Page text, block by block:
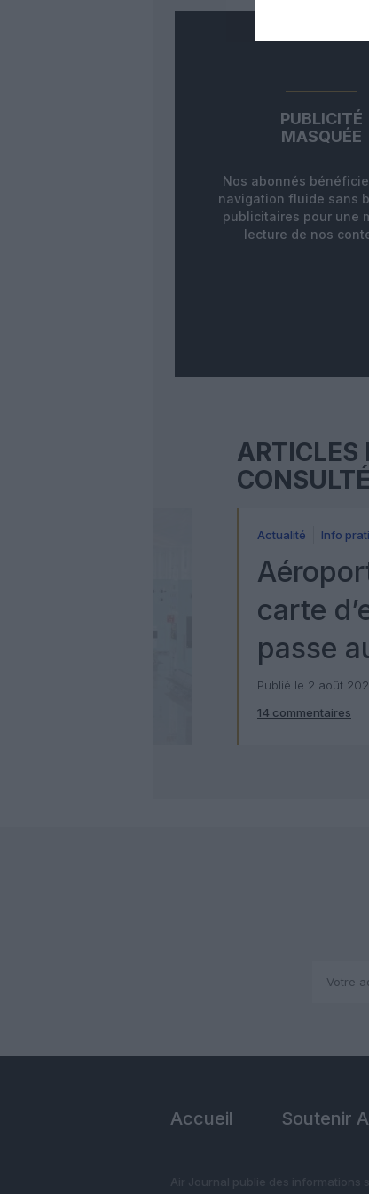
PUBLICITÉ
MASQUÉE
Nos abonnés
navigation fluide sans
publicitaires pour une
lecture de nos
ARTICLES
Actualité Info
carte
passe
Check
Publié le 2 août
14 commentaires
Accueil Soutenir